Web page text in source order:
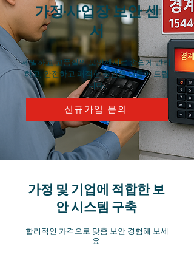
가정·사업장 보안 센
서
세밀하고 고품질의 보안센서로 손쉽게 관리
하고, 안전하고 쾌적한 공간을 만들어 드립
니다.
신규가입 문의
가정 및 기업에 적합한 보
안 시스템 구축
합리적인 가격으로 맞춤 보안 경험해 보세
요.